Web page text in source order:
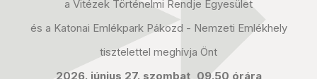
a Vitézek Történelmi Rendje Egyesület
és a Katonai Emlékpark Pákozd - Nemzeti Emlékhely
tisztelettel meghívja Önt
2026. június 27. szombat, 09.50 órára